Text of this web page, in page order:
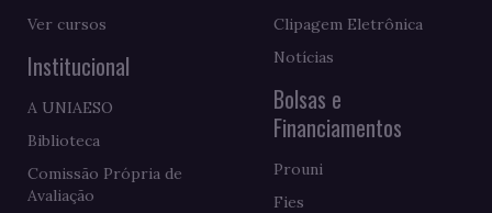
Ver cursos
Institucional
A UNIAESO
Biblioteca
Comissão Própria de
Avaliação
Clipagem Eletrônica
Notícias
Bolsas e
Financiamentos
Prouni
Fies